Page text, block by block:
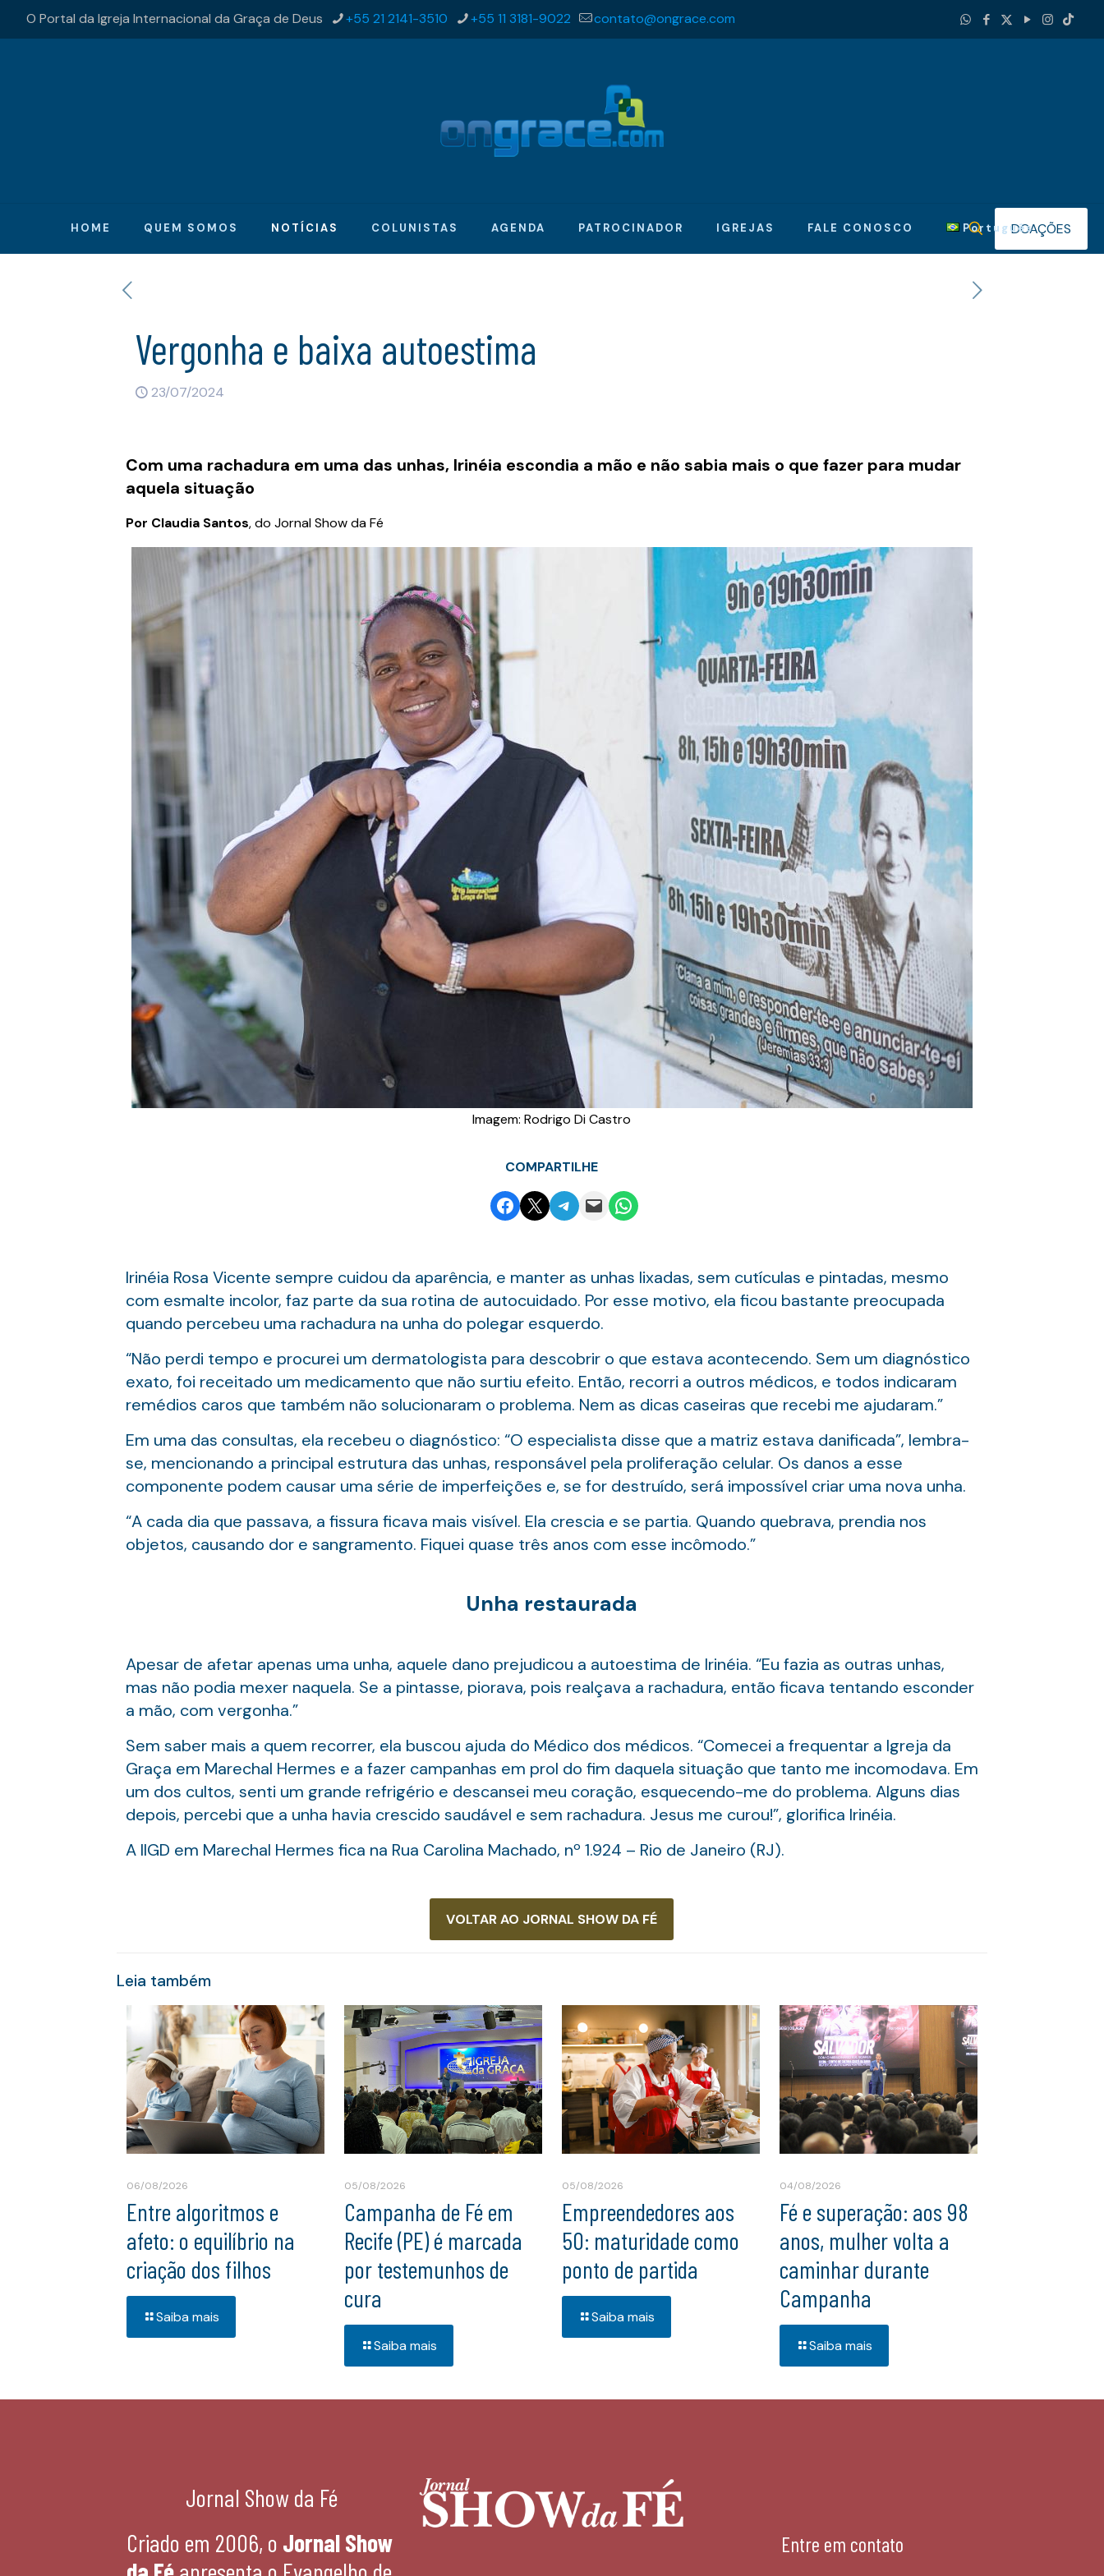
O Portal da Igreja Internacional da Graça de Deus +55 21 2141-3510 +55 11 3181-9022 contato@ongrace.com
HOME QUEM SOMOS NOTÍCIAS COLUNISTAS AGENDA PATROCINADOR IGREJAS FALE CONOSCO PortuguêsDOAÇÕES
Vergonha e baixa autoestima
23/07/2024
Com uma rachadura em uma das unhas, Irinéia escondia a mão e não sabia mais o que fazer para mudar
aquela situação
Por Claudia Santos, do Jornal Show da Fé
Imagem: Rodrigo Di Castro
COMPARTILHE
Share on Facebook
Email this PageShare on Telegram
Email this PageShare on WhatsApp
Irinéia Rosa Vicente sempre cuidou da aparência, e manter as unhas lixadas, sem cutículas e pintadas, mesmo
com esmalte incolor, faz parte da sua rotina de autocuidado. Por esse motivo, ela ficou bastante preocupada
quando percebeu uma rachadura na unha do polegar esquerdo.
“Não perdi tempo e procurei um dermatologista para descobrir o que estava acontecendo. Sem um diagnóstico
exato, foi receitado um medicamento que não surtiu efeito. Então, recorri a outros médicos, e todos indicaram
remédios caros que também não solucionaram o problema. Nem as dicas caseiras que recebi me ajudaram.”
Em uma das consultas, ela recebeu o diagnóstico: “O especialista disse que a matriz estava danificada”, lembra-
se, mencionando a principal estrutura das unhas, responsável pela proliferação celular. Os danos a esse
componente podem causar uma série de imperfeições e, se for destruído, será impossível criar uma nova unha.
“A cada dia que passava, a fissura ficava mais visível. Ela crescia e se partia. Quando quebrava, prendia nos
objetos, causando dor e sangramento. Fiquei quase três anos com esse incômodo.”
Unha restaurada
Apesar de afetar apenas uma unha, aquele dano prejudicou a autoestima de Irinéia. “Eu fazia as outras unhas,
mas não podia mexer naquela. Se a pintasse, piorava, pois realçava a rachadura, então ficava tentando esconder
a mão, com vergonha.”
Sem saber mais a quem recorrer, ela buscou ajuda do Médico dos médicos. “Comecei a frequentar a Igreja da
Graça em Marechal Hermes e a fazer campanhas em prol do fim daquela situação que tanto me incomodava. Em
um dos cultos, senti um grande refrigério e descansei meu coração, esquecendo-me do problema. Alguns dias
depois, percebi que a unha havia crescido saudável e sem rachadura. Jesus me curou!”, glorifica Irinéia.
A IIGD em Marechal Hermes fica na Rua Carolina Machado, nº 1.924 – Rio de Janeiro (RJ).
VOLTAR AO JORNAL SHOW DA FÉ
Leia também
06/08/2026
Entre algoritmos e
afeto: o equilíbrio na
criação dos filhos
Saiba mais
05/08/2026
Campanha de Fé em
Recife (PE) é marcada
por testemunhos de
cura
Saiba mais
05/08/2026
Empreendedores aos
50: maturidade como
ponto de partida
Saiba mais
04/08/2026
Fé e superação: aos 98
anos, mulher volta a
caminhar durante
Campanha
Saiba mais
Jornal Show da Fé
Criado em 2006, o Jornal Show
Entre em contato